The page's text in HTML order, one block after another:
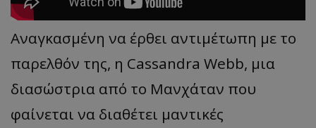
Αναγκασμένη να έρθει αντιμέτωπη με το
παρελθόν της, η Cassandra Webb, μια
διασώστρια από το Μανχάταν που
φαίνεται να διαθέτει μαντικές